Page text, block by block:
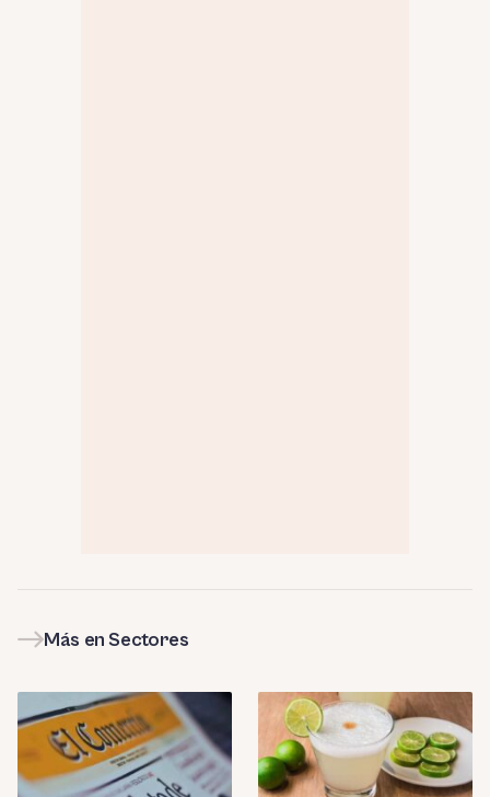
Más en Sectores